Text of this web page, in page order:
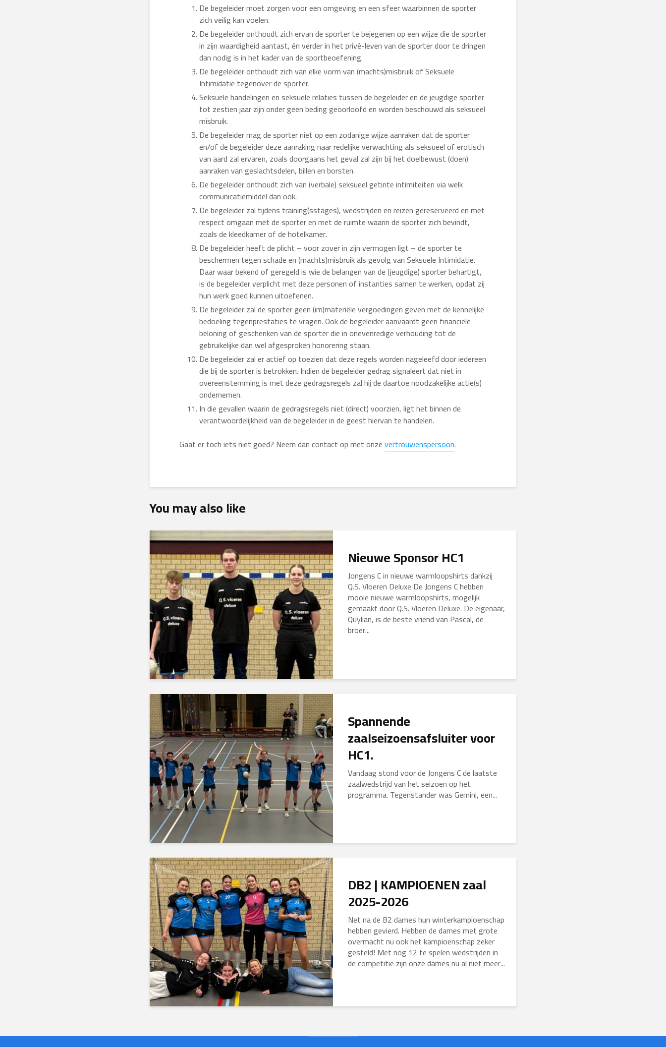
De begeleider moet zorgen voor een omgeving en een sfeer waarbinnen de sporter
zich veilig kan voelen.
De begeleider onthoudt zich ervan de sporter te bejegenen op een wijze die de sporter
in zijn waardigheid aantast, én verder in het privé-leven van de sporter door te dringen
dan nodig is in het kader van de sportbeoefening.
De begeleider onthoudt zich van elke vorm van (machts)misbruik of Seksuele
Intimidatie tegenover de sporter.
Seksuele handelingen en seksuele relaties tussen de begeleider en de jeugdige sporter
tot zestien jaar zijn onder geen beding geoorloofd en worden beschouwd als seksueel
misbruik.
De begeleider mag de sporter niet op een zodanige wijze aanraken dat de sporter
en/of de begeleider deze aanraking naar redelijke verwachting als seksueel of erotisch
van aard zal ervaren, zoals doorgaans het geval zal zijn bij het doelbewust (doen)
aanraken van geslachtsdelen, billen en borsten.
De begeleider onthoudt zich van (verbale) seksueel getinte intimiteiten via welk
communicatiemiddel dan ook.
De begeleider zal tijdens training(sstages), wedstrijden en reizen gereserveerd en met
respect omgaan met de sporter en met de ruimte waarin de sporter zich bevindt,
zoals de kleedkamer of de hotelkamer.
De begeleider heeft de plicht – voor zover in zijn vermogen ligt – de sporter te
beschermen tegen schade en (machts)misbruik als gevolg van Seksuele Intimidatie.
Daar waar bekend of geregeld is wie de belangen van de (jeugdige) sporter behartigt,
is de begeleider verplicht met deze personen of instanties samen te werken, opdat zij
hun werk goed kunnen uitoefenen.
De begeleider zal de sporter geen (im)materiële vergoedingen geven met de kennelijke
bedoeling tegenprestaties te vragen. Ook de begeleider aanvaardt geen financiële
beloning of geschenken van de sporter die in onevenredige verhouding tot de
gebruikelijke dan wel afgesproken honorering staan.
De begeleider zal er actief op toezien dat deze regels worden nageleefd door iedereen
die bij de sporter is betrokken. Indien de begeleider gedrag signaleert dat niet in
overeenstemming is met deze gedragsregels zal hij de daartoe noodzakelijke actie(s)
ondernemen.
In die gevallen waarin de gedragsregels niet (direct) voorzien, ligt het binnen de
verantwoordelijkheid van de begeleider in de geest hiervan te handelen.
Gaat er toch iets niet goed? Neem dan contact op met onzevertrouwenspersoon.
You may also like
Nieuwe Sponsor HC1
Jongens C in nieuwe warmloopshirts dankzij
Q.S. Vloeren Deluxe De Jongens C hebben
mooie nieuwe warmloopshirts, mogelijk
gemaakt door Q.S. Vloeren Deluxe. De eigenaar,
Quylian, is de beste vriend van Pascal, de
broer...
Spannende
zaalseizoensafsluiter voor
HC1.
Vandaag stond voor de Jongens C de laatste
zaalwedstrijd van het seizoen op het
programma. Tegenstander was Gemini, een...
DB2 | KAMPIOENEN zaal
2025-2026
Net na de B2 dames hun winterkampioenschap
hebben gevierd. Hebben de dames met grote
overmacht nu ook het kampioenschap zeker
gesteld! Met nog 12 te spelen wedstrijden in
de competitie zijn onze dames nu al niet meer...